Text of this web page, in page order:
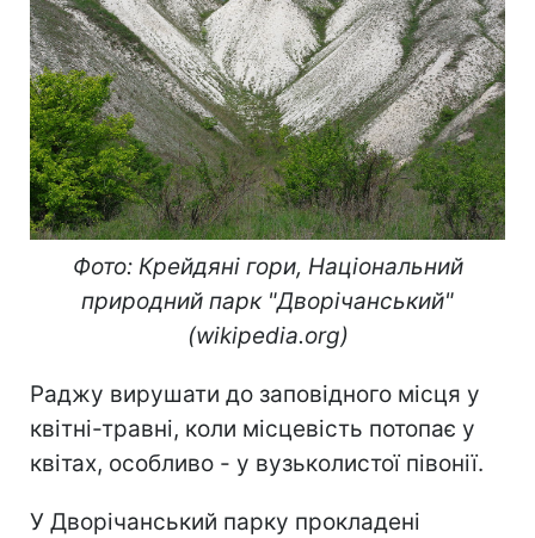
Фото: Крейдяні гори, Національний
природний парк "Дворічанський"
(wikipedia.org)
Раджу вирушати до заповідного місця у
квітні-травні, коли місцевість потопає у
квітах, особливо - у вузьколистої півонії.
У Дворічанський парку прокладені